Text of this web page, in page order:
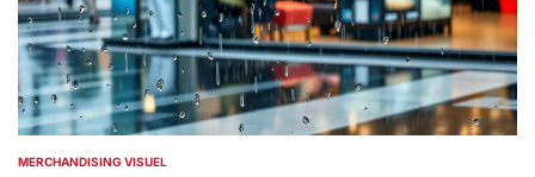
POSTED
MERCHANDISING VISUEL